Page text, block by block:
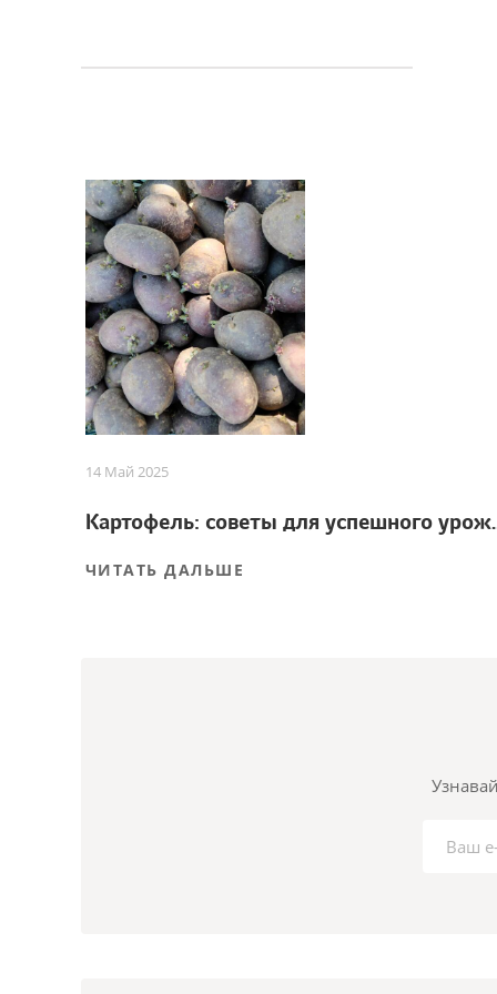
14 Май 2025
ЧИТАТЬ ДАЛЬШЕ